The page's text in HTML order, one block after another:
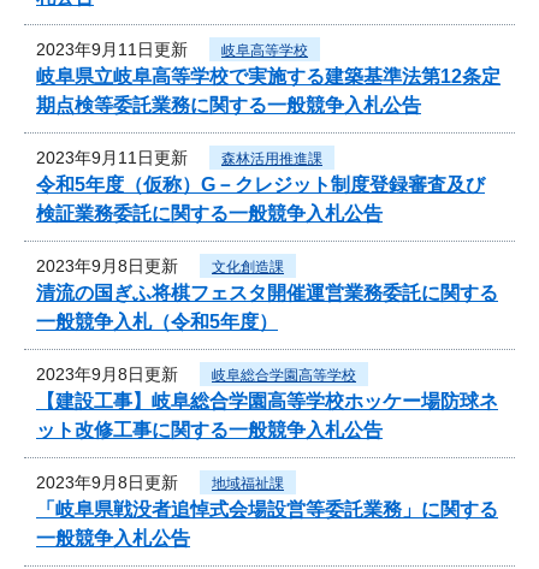
2023年9月11日更新 岐阜高等学校
岐阜県立岐阜高等学校で実施する建築基準法第12条定
期点検等委託業務に関する一般競争入札公告
2023年9月11日更新 森林活用推進課
令和5年度（仮称）G－クレジット制度登録審査及び
検証業務委託に関する一般競争入札公告
2023年9月8日更新 文化創造課
清流の国ぎふ将棋フェスタ開催運営業務委託に関する
一般競争入札（令和5年度）
2023年9月8日更新 岐阜総合学園高等学校
【建設工事】岐阜総合学園高等学校ホッケー場防球ネ
ット改修工事に関する一般競争入札公告
2023年9月8日更新 地域福祉課
「岐阜県戦没者追悼式会場設営等委託業務」に関する
一般競争入札公告